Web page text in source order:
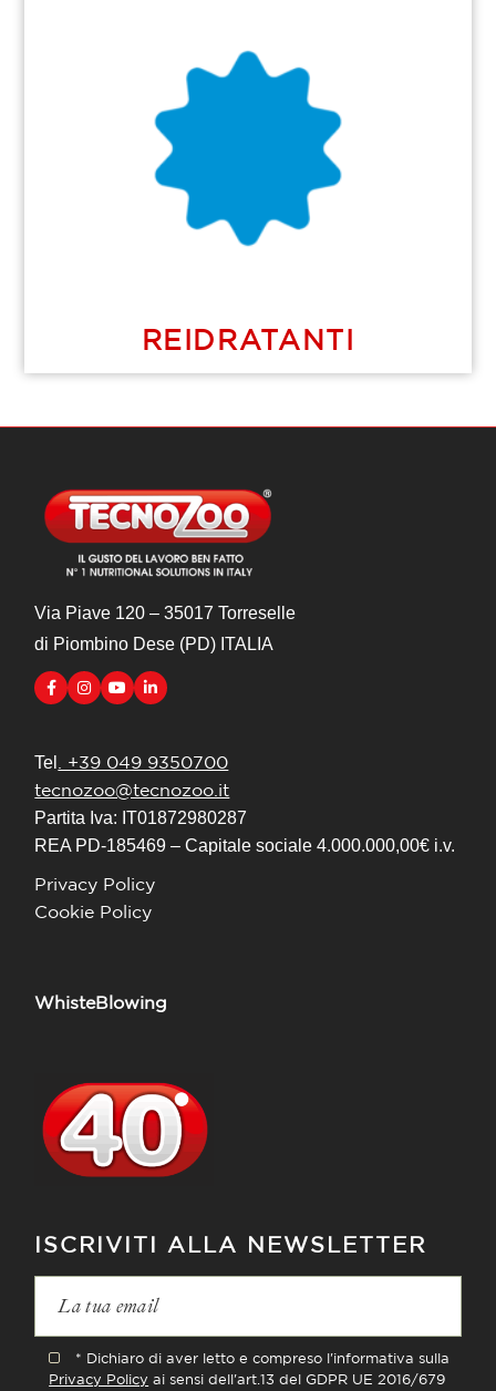
REIDRATANTI
Via Piave 120 – 35017 Torreselle
di Piombino Dese (PD) ITALIA
Tel
. +39 049 9350700
tecnozoo@tecnozoo.it
Partita Iva: IT01872980287
REA PD-185469 – Capitale sociale 4.000.000,00€ i.v.
Privacy Policy
Cookie Policy
WhisteBlowing
ISCRIVITI ALLA NEWSLETTER
* Dichiaro di aver letto e compreso l'informativa sulla
Privacy Policy ai sensi dell'art.13 del GDPR UE 2016/679